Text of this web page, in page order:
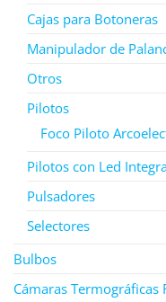
Cajas para Botoneras
Manipulador de
Otros
Pilotos
Foco Piloto
Pilotos con Led
Pulsadores
Selectores
Bulbos
Cámaras Termográficas